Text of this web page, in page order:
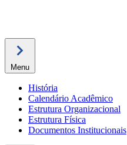
Menu
História
Calendário Acadêmico
Estrutura Organizacional
Estrutura Física
Documentos Institucionais